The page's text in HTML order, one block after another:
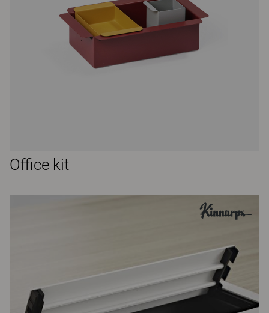
Office kit